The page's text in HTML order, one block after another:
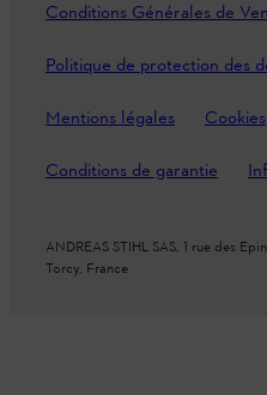
Conditions Générales de
Politique de protection des
Mentions légales Cookies
Conditions de garantie
ANDREAS STIHL SAS, 1 rue des
Torcy, France